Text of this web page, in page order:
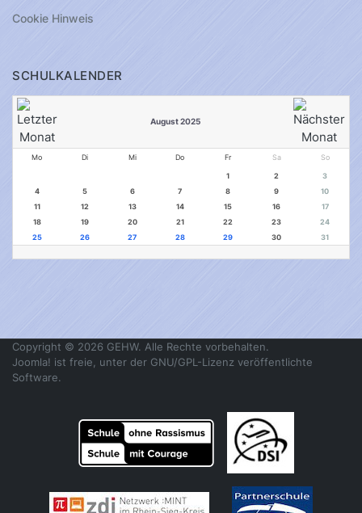
Cookie Hinweis
SCHULKALENDER
August 2025
Mo Di Mi Do Fr Sa So
1 2
3
4
5 6 7 8 9
10
11
12 13 14 15 16
17
18
19 20 21 22 23
24
25
26 27 28 29 30 31
Copyright © 2026 GEHW. Alle Rechte vorbehalten.
Joomla! ist freie, unter der GNU/GPL-Lizenz veröffentlichte
Software.